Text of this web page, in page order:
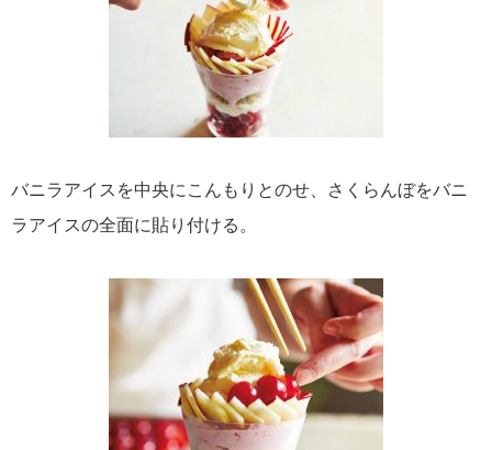
バニラアイスを中央にこんもりとのせ、さくらんぼをバニ
ラアイスの全面に貼り付ける。